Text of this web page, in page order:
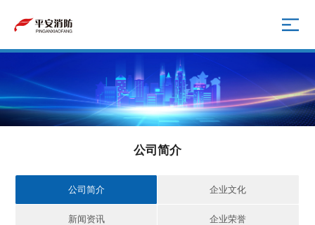
公司简介
公司简介 企业文化
新闻资讯 企业荣誉